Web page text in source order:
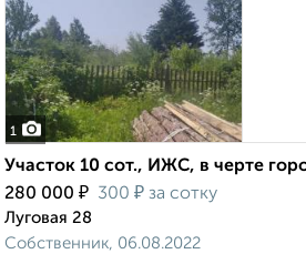
1
Участок 10 сот., ИЖС, в черте
280 000 ₽ 300 ₽ за сотку
Луговая 28
Собственник, 06.08.2022